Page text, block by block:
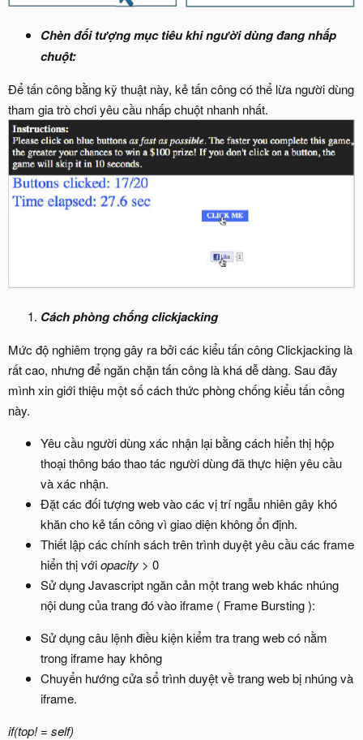
Chèn đối tượng mục tiêu khi người dùng đang nhấp
chuột:
Để tấn công bằng kỹ thuật này, kẻ tấn công có thể lừa người dùng
tham gia trò chơi yêu cầu nhấp chuột nhanh nhất.
Cách phòng chống clickjacking
Mức độ nghiêm trọng gây ra bởi các kiểu tấn công Clickjacking là
rất cao, nhưng để ngăn chặn tấn công là khá dễ dàng. Sau đây
mình xin giới thiệu một số cách thức phòng chống kiểu tấn công
này.
Yêu cầu người dùng xác nhận lại bằng cách hiển thị hộp
thoại thông báo thao tác người dùng đã thực hiện yêu cầu
và xác nhận.
Đặt các đối tượng web vào các vị trí ngẫu nhiên gây khó
khăn cho kẻ tấn công vì giao diện không ổn định.
Thiết lập các chính sách trên trình duyệt yêu cầu các frame
hiển thị vớiopacity > 0
Sử dụng Javascript ngăn cản một trang web khác nhúng
nội dung của trang đó vào iframe ( Frame Bursting ):
Sử dụng câu lệnh điều kiện kiểm tra trang web có nằm
trong iframe hay không
Chuyển hướng cửa sổ trình duyệt về trang web bị nhúng và
iframe.
if(top! = self)